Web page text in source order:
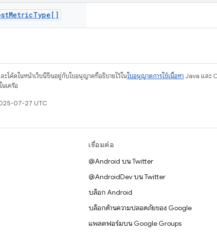
MetricType[]
ละโค้ดในหน้าเว็บนี้ขึ้นอยู่กับใบอนุญาตที่อธิบายไว้ในใบอนุญาตการใช้เนื้อหา Java และ
เครือ
07-27 UTC
เชื่อมต่อ
@Android บน Twitter
@AndroidDev บน Twitter
บล็อก Android
บล็อกด้านความปลอดภัยของ Google
แพลตฟอร์มบน Google Groups